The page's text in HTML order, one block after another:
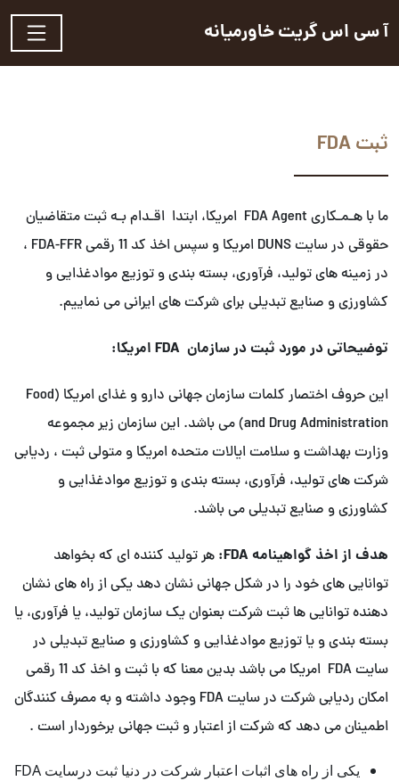
آ سی اس گریت خاورمیانه
ثبت FDA
ما با هـمـکاری FDA Agent امریکا، ابتدا اقـدام بـه ثبت متقاضیان
حقوقی در سایت DUNS امریکا و سپس اخذ کد 11 رقمی FDA-FFR ،
در زمینه های تولید، فرآوری، بسته بندی و توزیع موادغذایی و
کشاورزی و صنایع تبدیلی برای شرکت های ایرانی می نماییم.
توضیحاتی در مورد ثبت در سازمان FDA امریکا:
این حروف اختصار کلمات سازمان جهانی دارو و غذای امریکا (Food
and Drug Administration) می باشد. این سازمان زیر مجموعه
وزارت بهداشت و سلامت ایالات متحده امریکا و متولی ثبت ، ردیابی
شرکت های تولید، فرآوری، بسته بندی و توزیع موادغذایی و
کشاورزی و صنایع تبدیلی می باشد.
هدف از اخذ گواهینامهFDA
: هر تولید کننده ای که بخواهد
توانایی های خود را در شکل جهانی نشان دهد یکی از راه های نشان
دهنده توانایی ها ثبت شرکت بعنوان یک سازمان تولید، یا فرآوری، یا
بسته بندی و یا توزیع موادغذایی و کشاورزی و صنایع تبدیلی در
سایت FDA امریکا می باشد بدین معنا که با ثبت و اخذ کد 11 رقمی
امکان ردیابی شرکت در سایت FDA وجود داشته و به مصرف کنندگان
اطمینان می دهد که شرکت از اعتبار و ثبت جهانی برخوردار است .
یکی از راه های اثبات اعتبار شرکت در دنیا ثبت درسایت FDA